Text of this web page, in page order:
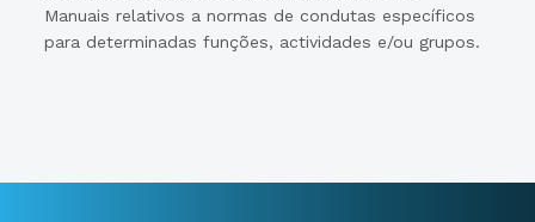
Manuais relativos a normas de condutas específicos
para determinadas funções, actividades e/ou grupos.